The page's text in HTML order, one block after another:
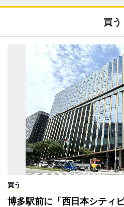
買う
買う
博多駅前に「西日本シティ